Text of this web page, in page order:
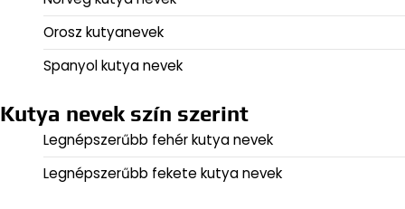
Orosz kutyanevek
Spanyol kutya nevek
Kutya nevek szín szerint
Legnépszerűbb fehér kutya nevek
Legnépszerűbb fekete kutya nevek